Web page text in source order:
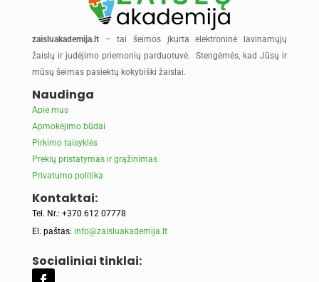
zaisluakademija.lt
– tai šeimos įkurta elektroninė lavinamųjų
žaislų ir judėjimo priemonių parduotuvė. Stengėmės, kad Jūsų ir
mūsų šeimas pasiektų kokybiški žaislai.
Naudinga
Apie mus
Apmokėjimo būdai
Pirkimo taisyklės
Prekių pristatymas ir grąžinimas
Privatumo politika
Kontaktai:
Tel. Nr.: +370 612 07778
El. paštas: info@zaisluakademija.lt
Socialiniai tinklai: